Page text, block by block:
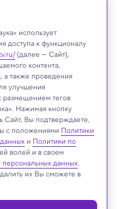
материалы
и Instagram,
компания Meta
территории
использует
доступа к функционалу
(далее — Сайт),
контента,
а также проведения
улучшения
размещением тегов
Нажимая кнопку
Сайт, Вы подтверждаете,
с положениями Политики
и Политики по
волей и в своем
персональных данных.
их Вы сможете в